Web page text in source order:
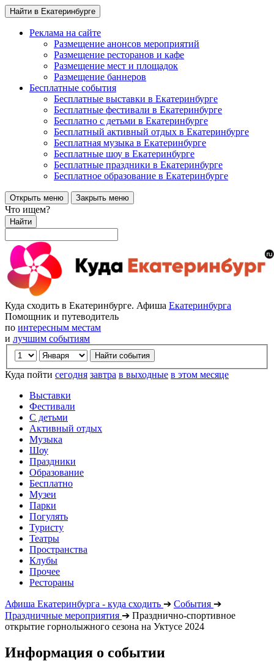
Найти в Екатеринбурге
Реклама на сайте
Размещение анонсов мероприятий
Размещение ресторанов и кафе
Размещение мест и площадок
Размещение баннеров
Бесплатные события
Бесплатные выставки в Екатеринбурге
Бесплатные фестивали в Екатеринбурге
Бесплатно с детьми в Екатеринбурге
Бесплатный активный отдых в Екатеринбурге
Бесплатная музыка в Екатеринбурге
Бесплатные шоу в Екатеринбурге
Бесплатные праздники в Екатеринбурге
Бесплатное образование в Екатеринбурге
Открыть меню Закрыть меню
Что ищем?
Найти
Куда сходить в Екатеринбурге. Афиша Екатеринбурга
Помощник и путеводитель
по интересным местам
и лучшим событиям
Куда пойти сегодня завтра в выходные в этом месяце
Выставки
Фестивали
С детьми
Активный отдых
Музыка
Шоу
Праздники
Образование
Бесплатно
Музеи
Парки
Погулять
Туристу
Театры
Пространства
Клубы
Прочее
Рестораны
Афиша Екатеринбурга - куда сходить ➔ События ➔
Праздничные мероприятия ➔ Празднично-спортивное
открытие горнолыжного сезона на Уктусе 2024
Информация о событии